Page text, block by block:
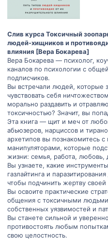
Слив курса Токсичный
людей-хищников и
влияния [Вера Бокарева]
Вера Бокарева — психолог,
каналов по психологии с
подписчиков.
Вы встречали людей, которые
чувствовать себя
морально раздавить и
токсичностью? Значит, вы
Эта книга — щит и меч от
абьюзеров, нарциссов и
архетипов вы познакомитесь
манипуляторами, которые
жизни: семья, работа, любовь,
Вы узнаете, какие
газлайтинга и
чтобы подчинить жертву своей
Вы освоите практические
общения с токсичными
собственных уязвимостей и
Вы станете сильной и
противостоять любым
свою целостность.